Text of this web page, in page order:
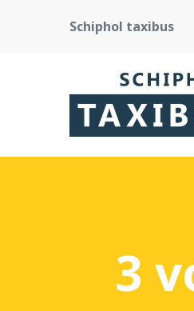
Schiphol taxibus
3